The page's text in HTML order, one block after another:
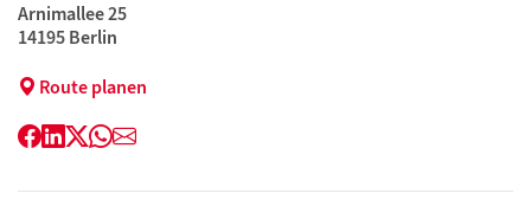
Arnimallee 25
14195 Berlin
Route planen
Facebook
LinkedIn
Twitter
WhatsApp
E-